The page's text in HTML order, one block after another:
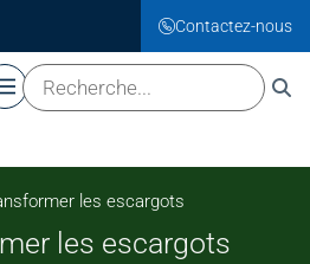
Contactez-nous
les escargots
les escargots